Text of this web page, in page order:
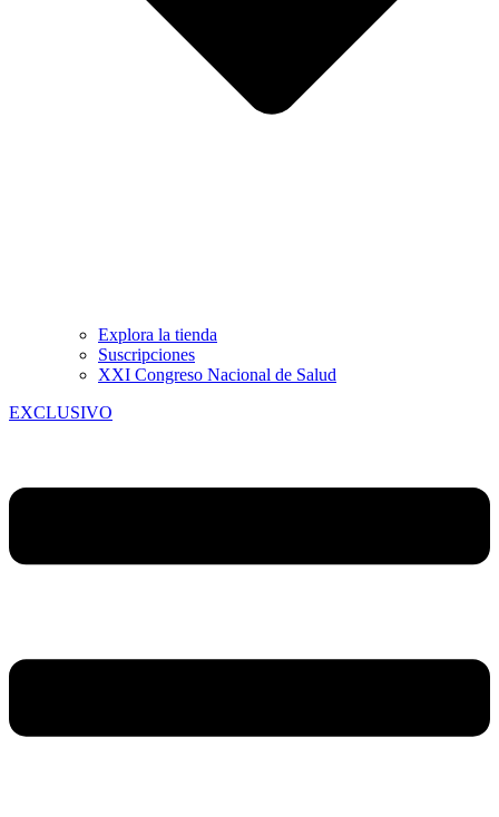
Explora la tienda
Suscripciones
XXI Congreso Nacional de Salud
EXCLUSIVO